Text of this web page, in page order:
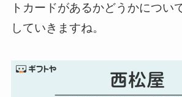
トカードがあるかどうかについ
していきますね。